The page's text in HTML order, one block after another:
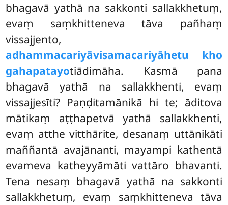
bhagavā yathā na sakkonti sallakkhetuṃ,
evaṃ saṃkhitteneva tāva pañhaṃ
vissajjento,
adhammacariyāvisamacariyāhetu kho
gahapatayotiādimāha. Kasmā pana
bhagavā yathā na sallakkhenti, evaṃ
vissajjesīti? Paṇḍitamānikā hi te; āditova
mātikaṃ aṭṭhapetvā yathā sallakkhenti,
evaṃ atthe vitthārite, desanaṃ uttānikāti
maññantā avajānanti, mayampi kathentā
evameva katheyyāmāti vattāro bhavanti.
Tena nesaṃ bhagavā yathā na sakkonti
sallakkhetuṃ, evaṃ saṃkhitteneva tāva